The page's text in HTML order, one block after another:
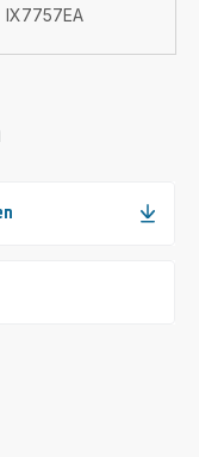
IX7757EA